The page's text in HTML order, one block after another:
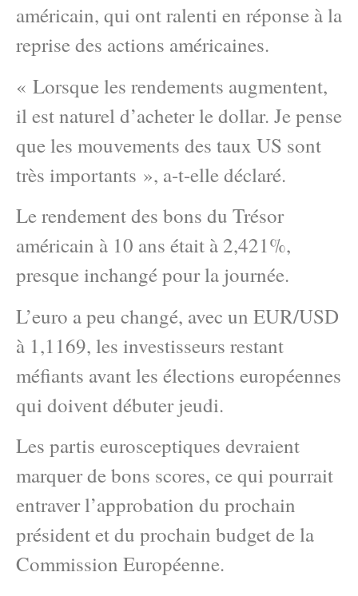
américain, qui ont ralenti en réponse à la
reprise des actions américaines.
« Lorsque les rendements augmentent,
il est naturel d’acheter le dollar. Je pense
que les mouvements des taux US sont
très importants », a-t-elle déclaré.
Le rendement des bons du Trésor
américain à 10 ans était à 2,421%,
presque inchangé pour la journée.
L’euro a peu changé, avec un EUR/USD
à 1,1169, les investisseurs restant
méfiants avant les élections européennes
qui doivent débuter jeudi.
Les partis eurosceptiques devraient
marquer de bons scores, ce qui pourrait
entraver l’approbation du prochain
président et du prochain budget de la
Commission Européenne.